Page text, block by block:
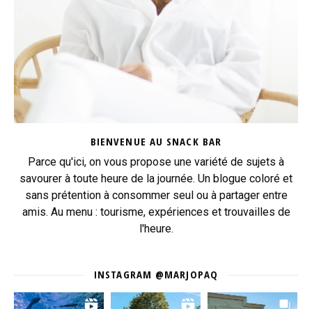
BIENVENUE AU SNACK BAR
Parce qu'ici, on vous propose une variété de sujets à
savourer à toute heure de la journée. Un blogue coloré et
sans prétention à consommer seul ou à partager entre
amis. Au menu : tourisme, expériences et trouvailles de
l'heure.
INSTAGRAM @MARJOPAQ